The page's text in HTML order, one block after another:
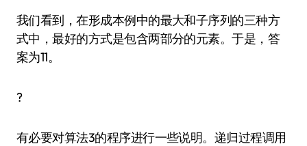
我们看到，在形成本例中的最大和子序列的三种方
式中，最好的方式是包含两部分的元素。于是，答
案为11。
?
有必要对算法3的程序进行一些说明。递归过程调用